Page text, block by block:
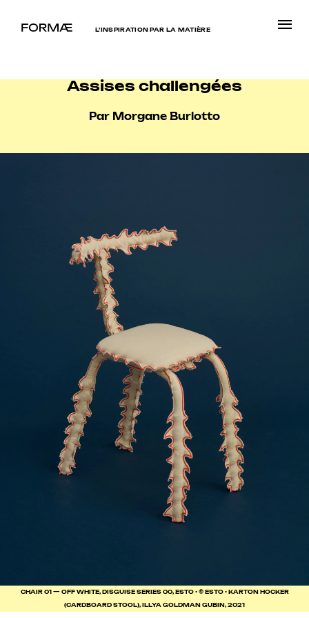
L’INSPIRATION PAR LA MATIÈRE
Assises challengées
Par Morgane Burlotto
CHAIR 01 — OFF WHITE, DISGUISE SERIES 00, ESTO • © ESTO • KARTON HOCKER
(CARDBOARD STOOL), ILLYA GOLDMAN GUBIN, 2021